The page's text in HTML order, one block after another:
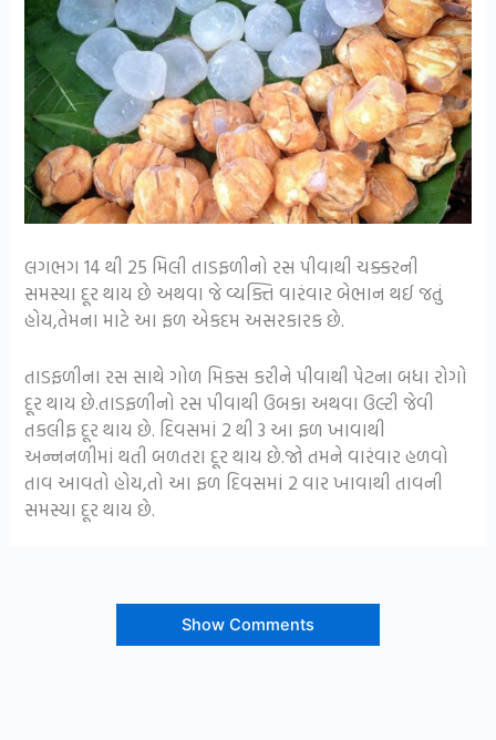
લગભગ 14 થી 25 મિલી તાડફળીનો રસ પીવાથી ચક્કરની
સમસ્યા દૂર થાય છે અથવા જે વ્યક્તિ વારંવાર બેભાન થઈ જતું
હોય,તેમના માટે આ ફળ એકદમ અસરકારક છે.
તાડફળીના રસ સાથે ગોળ મિક્સ કરીને પીવાથી પેટના બધા રોગો
દૂર થાય છે.તાડફળીનો રસ પીવાથી ઉબકા અથવા ઉલ્ટી જેવી
તકલીફ દૂર થાય છે. દિવસમાં 2 થી 3 આ ફળ ખાવાથી
અન્નનળીમાં થતી બળતરા દૂર થાય છે.જો તમને વારંવાર હળવો
તાવ આવતો હોય,તો આ ફળ દિવસમાં 2 વાર ખાવાથી તાવની
સમસ્યા દૂર થાય છે.
Show Comments